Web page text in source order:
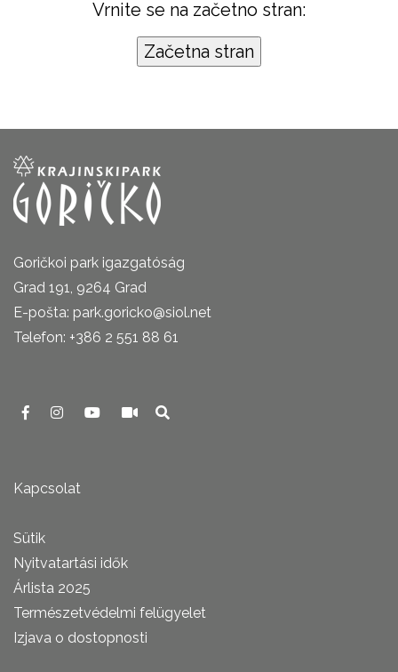
Vrnite se na začetno stran:
Goričkoi park igazgatóság
Grad 191, 9264 Grad
E-pošta: park.goricko@siol.net
Telefon: +386 2 551 88 61
Kapcsolat
Sütik
Nyitvatartási idők
Árlista 2025
Természetvédelmi felügyelet
Izjava o dostopnosti